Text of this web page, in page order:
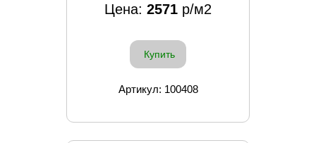
Цена: 2571 р/м2
Купить
Артикул: 100408